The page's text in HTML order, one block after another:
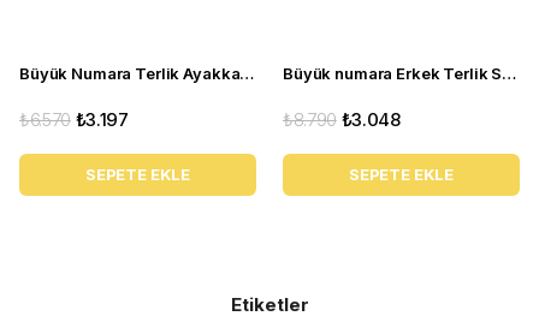
Büyük Numara Terlik Ayakkabı - CEM-01 Siyah
₺3.197
₺6.570
SEPETE EKLE
Büyük numara Erkek Terlik Sandalet - PASA107 Siyah
₺3.048
₺8.790
SEPETE EKLE
Etiketler